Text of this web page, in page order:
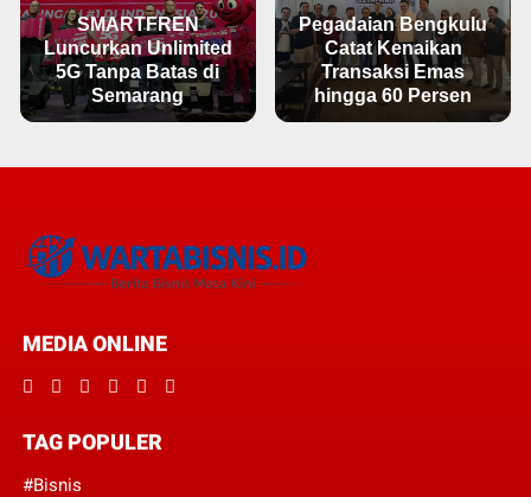
SMARTFREN
Luncurkan Unlimited
5G Tanpa Batas di
Semarang
Pegadaian Bengkulu
Catat Kenaikan
Transaksi Emas
hingga 60 Persen
MEDIA ONLINE
TAG POPULER
#Bisnis